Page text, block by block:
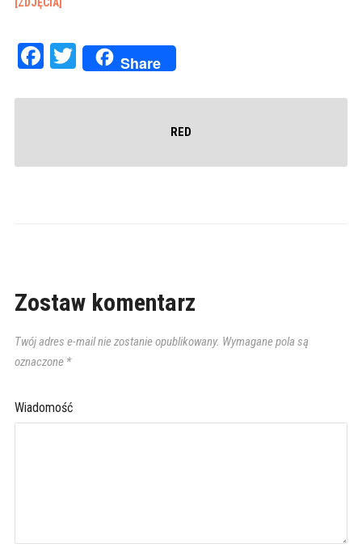
Facebook
Twitter
Share
RED
Zostaw komentarz
Twój adres e-mail nie zostanie opublikowany. Wymagane pola są
oznaczone *
Wiadomość